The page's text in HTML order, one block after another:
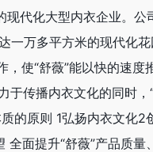
代化大型内衣企业。公
一万多平方米的现代化
使“舒薇”能以快的速度
传播内衣文化的同时，
的原则 1弘扬内衣文化2
提升“舒薇”产品质量